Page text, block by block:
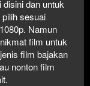
dan untuk
sesuai
Namun
film untuk
film bajakan
nonton film